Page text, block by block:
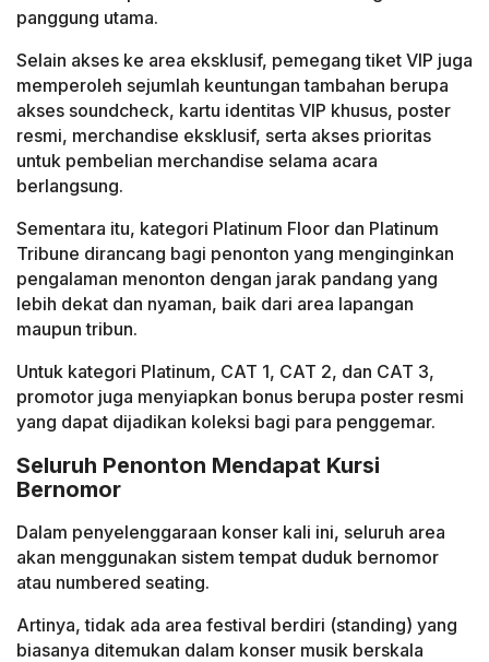
panggung utama.
Selain akses ke area eksklusif, pemegang tiket VIP juga
memperoleh sejumlah keuntungan tambahan berupa
akses soundcheck, kartu identitas VIP khusus, poster
resmi, merchandise eksklusif, serta akses prioritas
untuk pembelian merchandise selama acara
berlangsung.
Sementara itu, kategori Platinum Floor dan Platinum
Tribune dirancang bagi penonton yang menginginkan
pengalaman menonton dengan jarak pandang yang
lebih dekat dan nyaman, baik dari area lapangan
maupun tribun.
Untuk kategori Platinum, CAT 1, CAT 2, dan CAT 3,
promotor juga menyiapkan bonus berupa poster resmi
yang dapat dijadikan koleksi bagi para penggemar.
Seluruh Penonton Mendapat Kursi
Bernomor
Dalam penyelenggaraan konser kali ini, seluruh area
akan menggunakan sistem tempat duduk bernomor
atau numbered seating.
Artinya, tidak ada area festival berdiri (standing) yang
biasanya ditemukan dalam konser musik berskala